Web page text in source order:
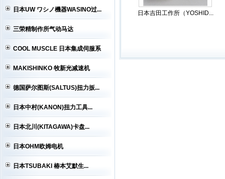
日本UW ワシノ機器WASINO过...
三荣精制作所气动马达
COOL MUSCLE 日本集成伺服系
MAKISHINKO 牧新光减速机
德国萨尔图斯(SALTUS)扭力扳...
日本中村(KANON)扭力工具...
日本北川(KITAGAWA)卡盘...
日本OHM欧姆电机
日本TSUBAKI 椿本艾默生...
日本吉田工作所（YOSHID...